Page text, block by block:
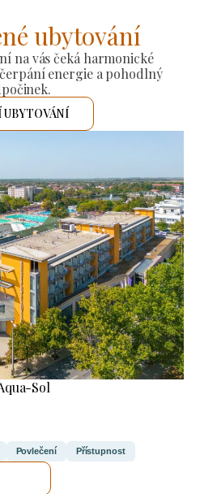
ubytování
na vás čeká harmonické
energie a pohodlný
UBYTOVÁNÍ
Sol
Povlečení Přístupnost